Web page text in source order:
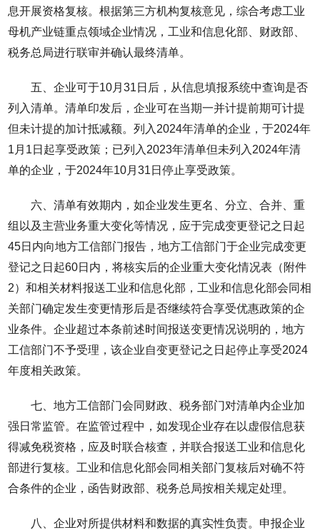
息开展资格复核。根据第三方机构复核意见，综合考虑工业
母机产业链重点领域企业情况，工业和信息化部、财政部、
税务总局进行联审并确认最终清单。
五、企业可于10月31日后，从信息填报系统中查询是否
列入清单。清单印发后，企业可在当期一并计提前期可计提
但未计提的加计抵减额。列入2024年清单的企业，于2024年
1月1日起享受政策；已列入2023年清单但未列入2024年清
单的企业，于2024年10月31日停止享受政策。
六、清单有效期内，如企业发生更名、分立、合并、重
组以及主营业务重大变化等情况，应于完成变更登记之日起
45日内向地方工信部门报告，地方工信部门于企业完成变更
登记之日起60日内，将核实后的企业重大变化情况表（附件
2）和相关材料报送工业和信息化部，工业和信息化部会同相
关部门确定发生变更情形后是否继续符合享受优惠政策的企
业条件。企业超过本条前述时间报送变更情况说明的，地方
工信部门不予受理，该企业自变更登记之日起停止享受2024
年度相关政策。
七、地方工信部门会同财政、税务部门对清单内企业加
强日常监管。在监管过程中，如发现企业存在以虚假信息获
得减免税资格，应及时联合核查，并联合报送工业和信息化
部进行复核。工业和信息化部会同相关部门复核后对确不符
合条件的企业，函告财政部、税务总局按相关规定处理。
八、企业对所提供材料和数据的真实性负责。申报企业